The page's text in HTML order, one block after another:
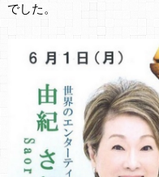
でした。